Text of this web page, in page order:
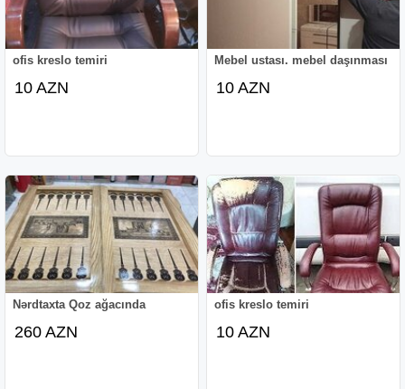
ofis kreslo temiri
10 AZN
Mebel ustası. mebel daşınması
10 AZN
Nərdtaxta Qoz ağacında
260 AZN
ofis kreslo temiri
10 AZN